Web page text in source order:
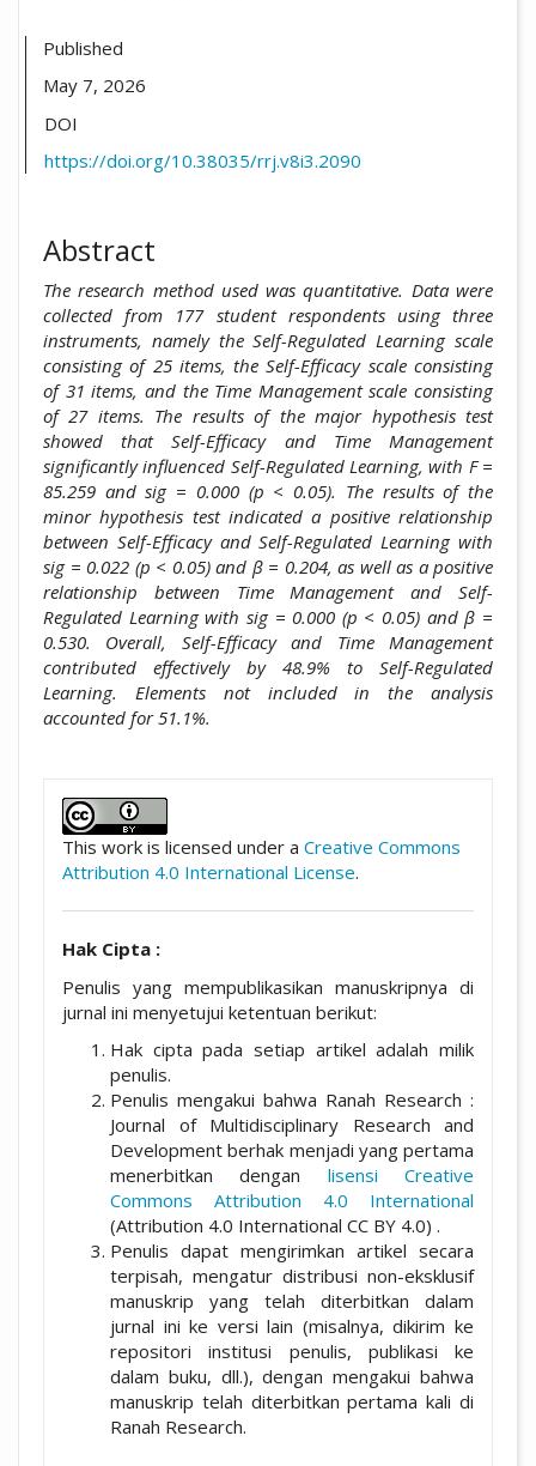
Published
May 7, 2026
DOI
https://doi.org/10.38035/rrj.v8i3.2090
Abstract
The research method used was quantitative. Data were
collected from 177 student respondents using three
instruments, namely the Self-Regulated Learning scale
consisting of 25 items, the Self-Efficacy scale consisting
of 31 items, and the Time Management scale consisting
of 27 items. The results of the major hypothesis test
showed that Self-Efficacy and Time Management
significantly influenced Self-Regulated Learning, with F =
85.259 and sig = 0.000 (p < 0.05). The results of the
minor hypothesis test indicated a positive relationship
between Self-Efficacy and Self-Regulated Learning with
sig = 0.022 (p < 0.05) and β = 0.204, as well as a positive
relationship between Time Management and Self-
Regulated Learning with sig = 0.000 (p < 0.05) and β =
0.530. Overall, Self-Efficacy and Time Management
contributed effectively by 48.9% to Self-Regulated
Learning. Elements not included in the analysis
accounted for 51.1%.
This work is licensed under a Creative Commons
Attribution 4.0 International License.
Hak Cipta :
Penulis yang mempublikasikan manuskripnya di
jurnal ini menyetujui ketentuan berikut:
Hak cipta pada setiap artikel adalah milik
penulis.
Penulis mengakui bahwa Ranah Research :
Journal of Multidisciplinary Research and
Development berhak menjadi yang pertama
menerbitkan dengan lisensi Creative
Commons Attribution 4.0 International
(Attribution 4.0 International CC BY 4.0) .
Penulis dapat mengirimkan artikel secara
terpisah, mengatur distribusi non-eksklusif
manuskrip yang telah diterbitkan dalam
jurnal ini ke versi lain (misalnya, dikirim ke
repositori institusi penulis, publikasi ke
dalam buku, dll.), dengan mengakui bahwa
manuskrip telah diterbitkan pertama kali di
Ranah Research.